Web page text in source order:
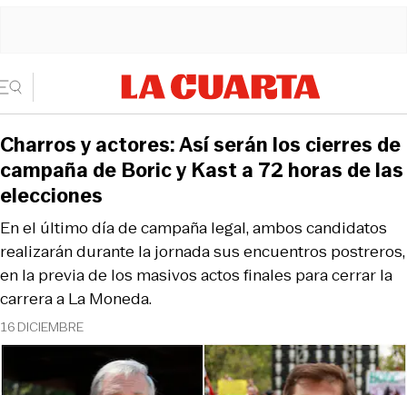
16 DICIEMBRE
En el último día de campaña legal, ambos candidatos
realizarán durante la jornada sus encuentros postreros,
en la previa de los masivos actos finales para cerrar la
carrera a La Moneda.
Charros y actores: Así serán los cierres de
campaña de Boric y Kast a 72 horas de las
elecciones